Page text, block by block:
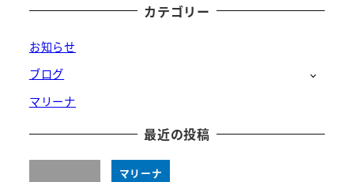
カテゴリー
お知らせ
ブログ
マリーナ
最近の投稿
マリーナ